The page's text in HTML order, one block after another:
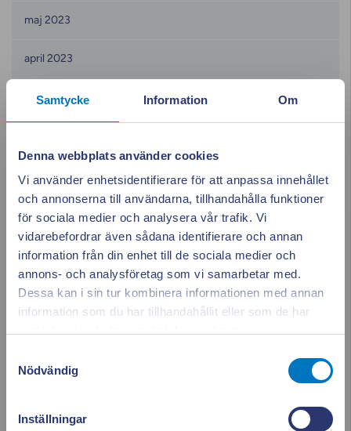
Samtycke Information Om
Denna webbplats använder cookies
Vi använder enhetsidentifierare för att anpassa innehållet
och annonserna till användarna, tillhandahålla funktioner
för sociala medier och analysera vår trafik. Vi
vidarebefordrar även sådana identifierare och annan
information från din enhet till de sociala medier och
annons- och analysföretag som vi samarbetar med.
Dessa kan i sin tur kombinera informationen med annan
information som du har tillhandahållit eller som de har
Nödvändig
Inställningar
maj 2023
april 2023
mars 2023
januari 2023
december 2022
november 2022
oktober 2022
augusti 2022
Stäng
Appen ger dig
full koll på elen
Se vad som drar el i realtid. Använd elen smartare och
sänk dina kostnader.